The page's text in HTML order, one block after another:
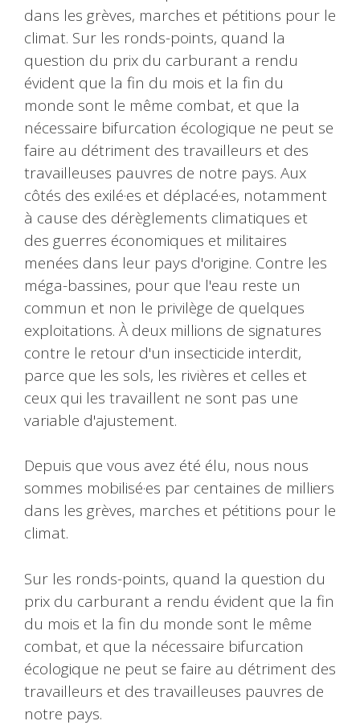
Depuis que vous avez été élu, nous nous
sommes mobilisé·es par centaines de milliers
dans les grèves, marches et pétitions pour le
climat.
Sur les ronds-points, quand la question du
prix du carburant a rendu évident que la fin
du mois et la fin du monde sont le même
combat, et que la nécessaire bifurcation
écologique ne peut se faire au détriment des
travailleurs et des travailleuses pauvres de
notre pays.